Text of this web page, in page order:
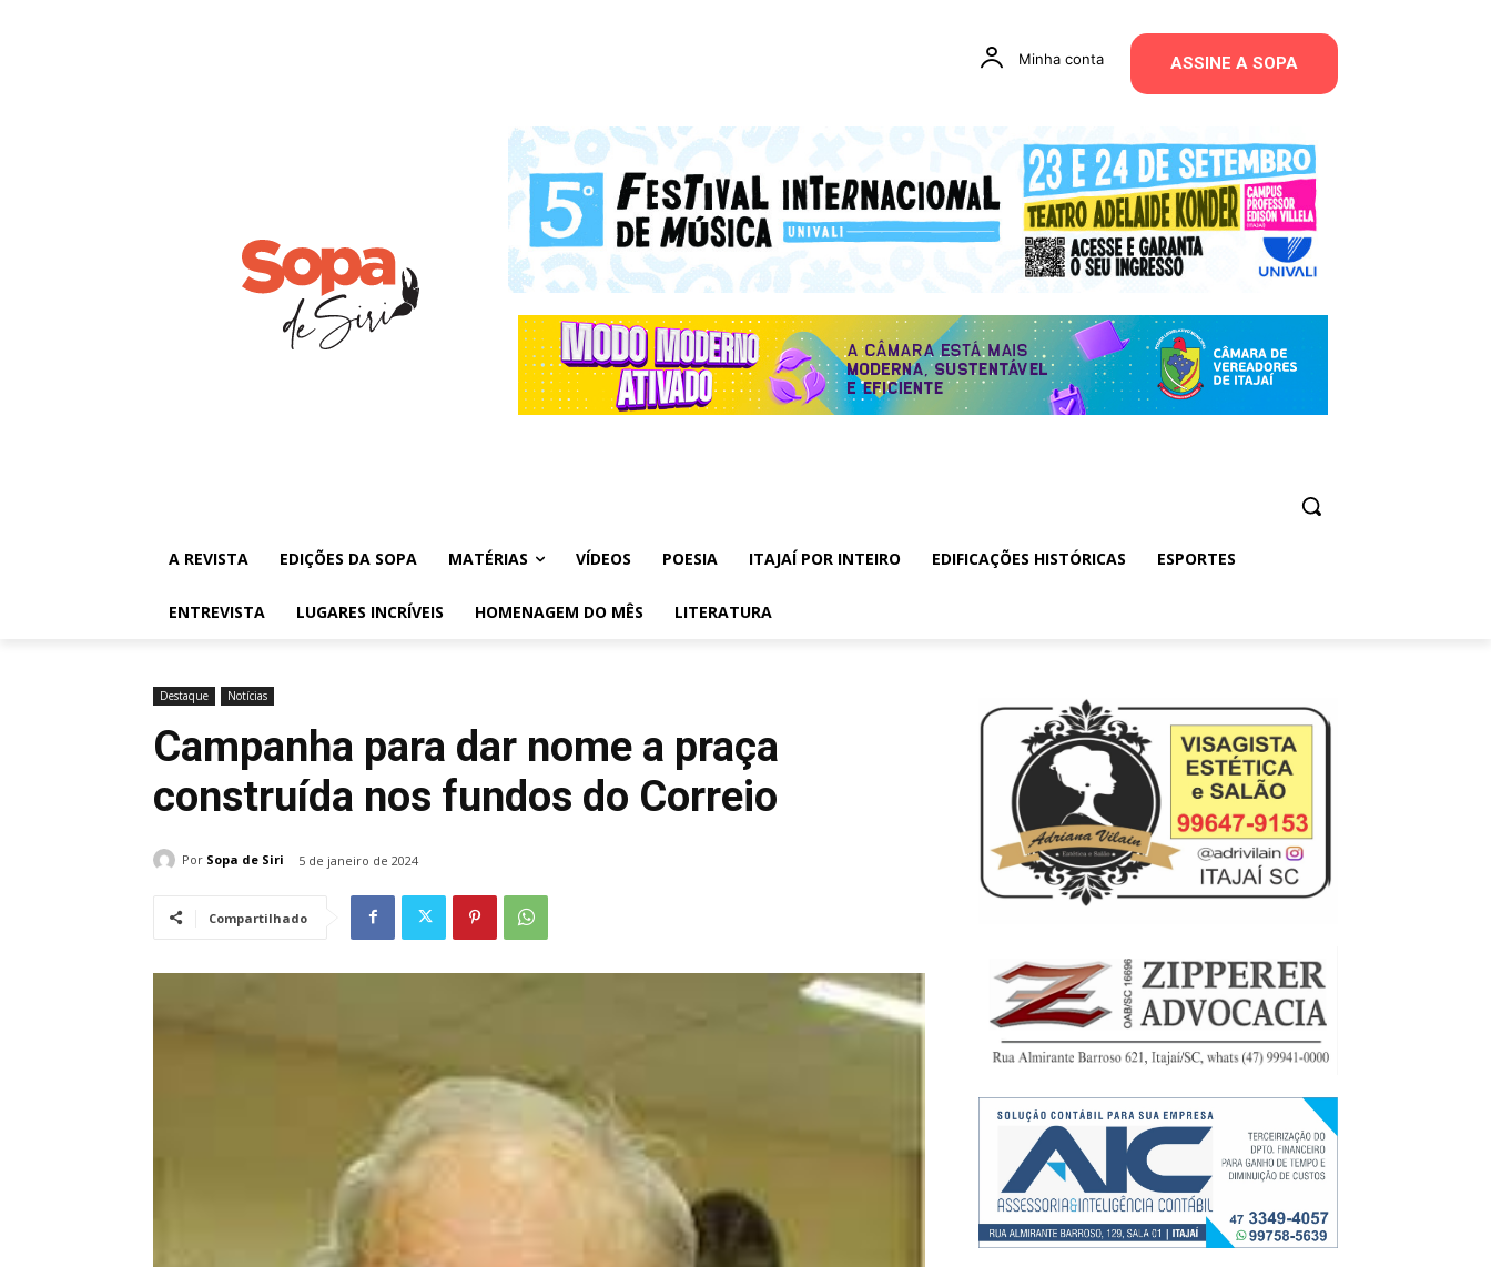
Minha conta ASSINE A SOPA
A REVISTA EDIÇÕES DA SOPA MATÉRIAS VÍDEOS POESIA ITAJAÍ POR INTEIRO EDIFICAÇÕES HISTÓRICAS ESPORTES
ENTREVISTA LUGARES INCRÍVEIS HOMENAGEM DO MÊS LITERATURA
Destaque Notícias
Campanha para dar nome a praça
construída nos fundos do Correio
Por Sopa de Siri 5 de janeiro de 2024
Compartilhado